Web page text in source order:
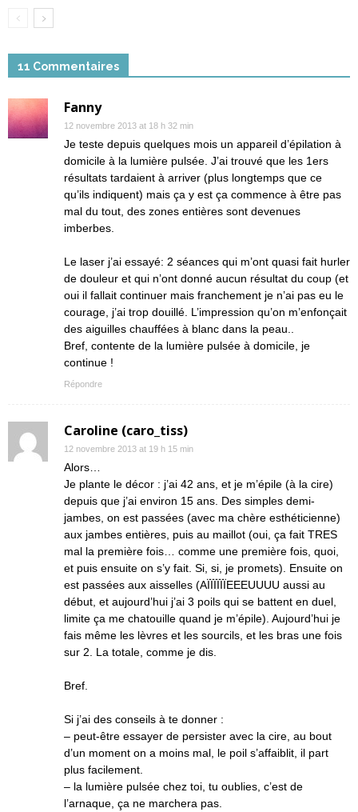
11 Commentaires
Fanny
12 novembre 2013 at 18 h 32 min
Je teste depuis quelques mois un appareil d’épilation à
domicile à la lumière pulsée. J’ai trouvé que les 1ers
résultats tardaient à arriver (plus longtemps que ce
qu’ils indiquent) mais ça y est ça commence à être pas
mal du tout, des zones entières sont devenues
imberbes.
Le laser j’ai essayé: 2 séances qui m’ont quasi fait hurler
de douleur et qui n’ont donné aucun résultat du coup (et
oui il fallait continuer mais franchement je n’ai pas eu le
courage, j’ai trop douillé. L’impression qu’on m’enfonçait
des aiguilles chauffées à blanc dans la peau..
Bref, contente de la lumière pulsée à domicile, je
continue !
Répondre
Caroline (caro_tiss)
12 novembre 2013 at 19 h 15 min
Alors…
Je plante le décor : j’ai 42 ans, et je m’épile (à la cire)
depuis que j’ai environ 15 ans. Des simples demi-
jambes, on est passées (avec ma chère esthéticienne)
aux jambes entières, puis au maillot (oui, ça fait TRES
mal la première fois… comme une première fois, quoi,
et puis ensuite on s’y fait. Si, si, je promets). Ensuite on
est passées aux aisselles (AÏÏÏÏÏÏEEEUUUU aussi au
début, et aujourd’hui j’ai 3 poils qui se battent en duel,
limite ça me chatouille quand je m’épile). Aujourd’hui je
fais même les lèvres et les sourcils, et les bras une fois
sur 2. La totale, comme je dis.
Bref.
Si j’ai des conseils à te donner :
– peut-être essayer de persister avec la cire, au bout
d’un moment on a moins mal, le poil s’affaiblit, il part
plus facilement.
– la lumière pulsée chez toi, tu oublies, c’est de
l’arnaque, ça ne marchera pas.